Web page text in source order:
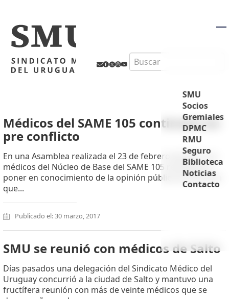
Search
SMU
Socios
Gremiales
DPMC
RMU
Seguro
Biblioteca
Noticias
Contacto
Médicos del SAME 105 continúan en
pre conflicto
En una Asamblea realizada el 23 de febrero de 2017, los
médicos del Núcleo de Base del SAME 105 resolvieron
poner en conocimiento de la opinión pública la situación
que...
Publicado el: 30 marzo, 2017
SMU se reunió con médicos de Salto
Días pasados una delegación del Sindicato Médico del
Uruguay concurrió a la ciudad de Salto y mantuvo una
fructífera reunión con más de veinte médicos que se